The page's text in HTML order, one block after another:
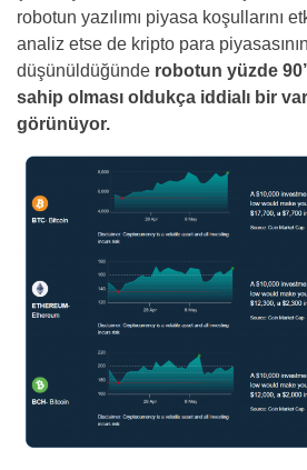
robotun yazılımı piyasa koşullarını
analiz etse de kripto para
düşünüldüğünde robotun yüzde
sahip olması oldukça iddialı bir
görünüyor.